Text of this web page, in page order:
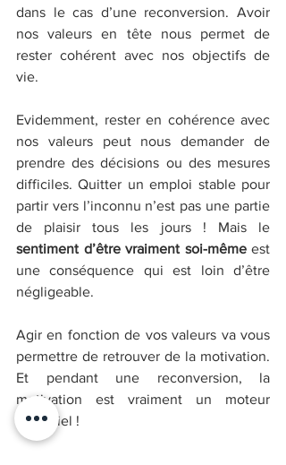
dans le cas d’une reconversion. Avoir
nos valeurs en tête nous permet de
rester cohérent avec nos objectifs de
vie.
Evidemment, rester en cohérence avec
nos valeurs peut nous demander de
prendre des décisions ou des mesures
difficiles. Quitter un emploi stable pour
partir vers l’inconnu n’est pas une partie
sentiment d’être vraiment soi-même est
une conséquence qui est loin d’être
négligeable.
Agir en fonction de vos valeurs va vous
permettre de retrouver de la motivation.
Et pendant une reconversion, la
motivation est vraiment un moteur
essentiel !